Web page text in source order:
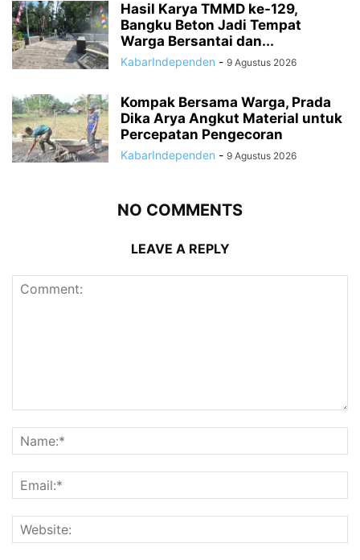
Hasil Karya TMMD ke-129,
Bangku Beton Jadi Tempat
Warga Bersantai dan...
KabarIndependen - 9 Agustus 2026
Kompak Bersama Warga, Prada
Dika Arya Angkut Material untuk
Percepatan Pengecoran
KabarIndependen - 9 Agustus 2026
NO COMMENTS
LEAVE A REPLY